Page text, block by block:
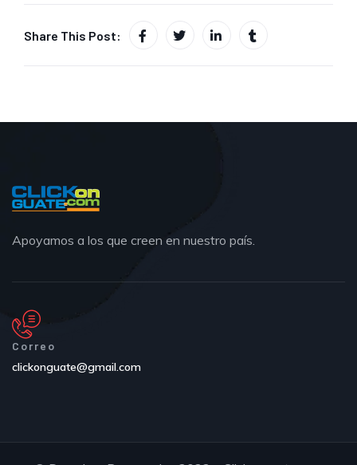
Share This Post:
Apoyamos a los que creen en nuestro país.
Correo
clickonguate@gmail.com